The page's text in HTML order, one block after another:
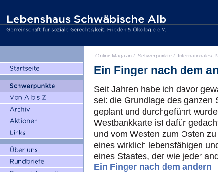
Online Magazin / Schwerpunkte / Internationales,
Ein Finger nach dem
Seit Jahren habe ich davor
sei: die Grundlage des ganzen
geplant und durchgeführt
Westbankkarte ist dafür
und vom Westen zum Osten
eines wirklich lebensfähigen
eines Staates, der wie jeder
Ein Finger nach dem andern